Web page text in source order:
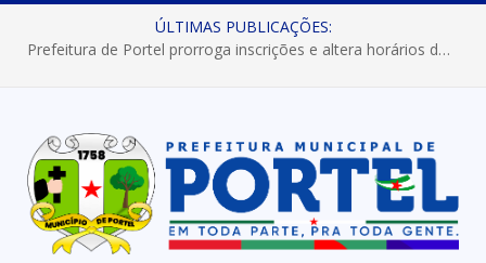
ÚLTIMAS PUBLICAÇÕES:
Prefeitura de Portel prorroga inscrições e altera horários dos concursos “Musa” e “Miss Mix Verão 2026”